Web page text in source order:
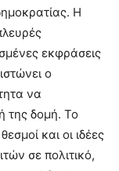
Η
εκφράσεις
ο
να
της δομή. Το
και οι ιδέες
σε πολιτικό,